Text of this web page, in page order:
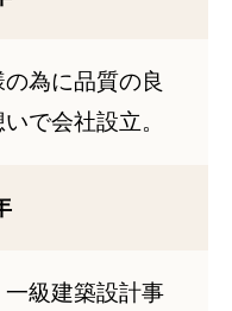
為に品質の良
で会社設立。
級建築設計事